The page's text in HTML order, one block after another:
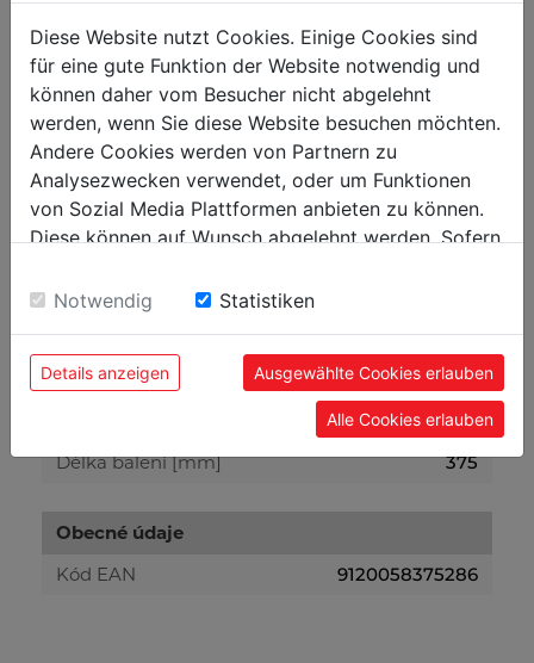
Vnitřní průměr hadice [mm]
(1/2")
Max. tlak [bar]
8 bar
Rychlospojka
(1/2")
Hmotnost
Netto [kg]
5
Přepravní rozměry
Výška balení [mm]
340
190
Délka balení [mm]
375
Obecné údaje
Kód EAN
9120058375286
Diese Website nutzt Cookies. Einige Cookies sind
für eine gute Funktion der Website notwendig und
können daher vom Besucher nicht abgelehnt
werden, wenn Sie diese Website besuchen möchten.
Andere Cookies werden von Partnern zu
Analysezwecken verwendet, oder um Funktionen
von Sozial Media Plattformen anbieten zu können.
Diese können auf Wunsch abgelehnt werden. Sofern
Einwilligung zu unseren Cookies.
Notwendig Statistiken
Details anzeigen Ausgewählte Cookies erlauben
Alle Cookies erlauben